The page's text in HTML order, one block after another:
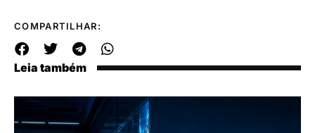
COMPARTILHAR:
Leia também